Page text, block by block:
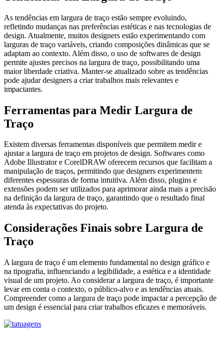
As tendências em largura de traço estão sempre evoluindo,
refletindo mudanças nas preferências estéticas e nas tecnologias de
design. Atualmente, muitos designers estão experimentando com
larguras de traço variáveis, criando composições dinâmicas que se
adaptam ao contexto. Além disso, o uso de softwares de design
permite ajustes precisos na largura de traço, possibilitando uma
maior liberdade criativa. Manter-se atualizado sobre as tendências
pode ajudar designers a criar trabalhos mais relevantes e
impactantes.
Ferramentas para Medir Largura de
Traço
Existem diversas ferramentas disponíveis que permitem medir e
ajustar a largura de traço em projetos de design. Softwares como
Adobe Illustrator e CorelDRAW oferecem recursos que facilitam a
manipulação de traços, permitindo que designers experimentem
diferentes espessuras de forma intuitiva. Além disso, plugins e
extensões podem ser utilizados para aprimorar ainda mais a precisão
na definição da largura de traço, garantindo que o resultado final
atenda às expectativas do projeto.
Considerações Finais sobre Largura de
Traço
A largura de traço é um elemento fundamental no design gráfico e
na tipografia, influenciando a legibilidade, a estética e a identidade
visual de um projeto. Ao considerar a largura de traço, é importante
levar em conta o contexto, o público-alvo e as tendências atuais.
Compreender como a largura de traço pode impactar a percepção de
um design é essencial para criar trabalhos eficazes e memoráveis.